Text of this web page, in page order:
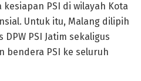
PSI di wilayah Kota
Untuk itu, Malang dilipih
PSI Jatim sekaligus
bendera PSI ke seluruh